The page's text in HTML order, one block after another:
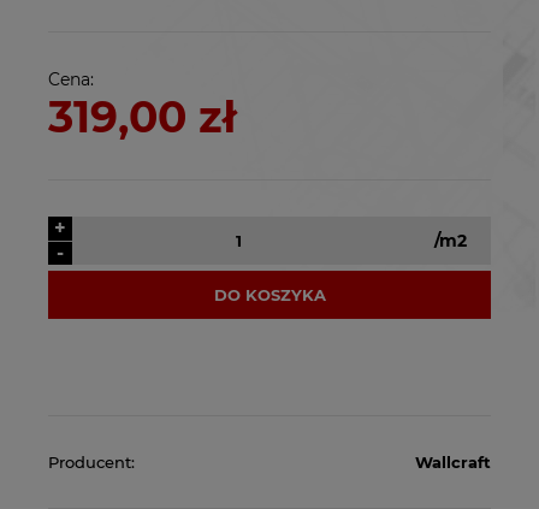
Cena:
319,00 zł
-
+
/m2
DO KOSZYKA
Producent: Wallcraft